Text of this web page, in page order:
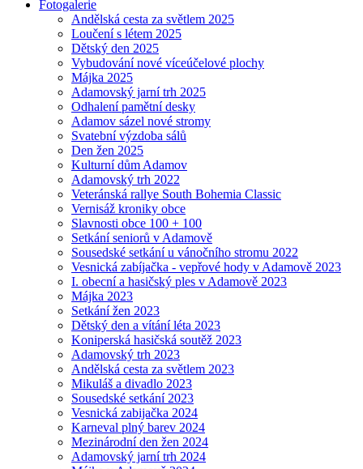
Fotogalerie
Andělská cesta za světlem 2025
Loučení s létem 2025
Dětský den 2025
Vybudování nové víceúčelové plochy
Májka 2025
Adamovský jarní trh 2025
Odhalení pamětní desky
Adamov sázel nové stromy
Svatební výzdoba sálů
Den žen 2025
Kulturní dům Adamov
Adamovský trh 2022
Veteránská rallye South Bohemia Classic
Vernisáž kroniky obce
Slavnosti obce 100 + 100
Setkání seniorů v Adamově
Sousedské setkání u vánočního stromu 2022
Vesnická zabíjačka - vepřové hody v Adamově 2023
I. obecní a hasičský ples v Adamově 2023
Májka 2023
Setkání žen 2023
Dětský den a vítání léta 2023
Koniperská hasičská soutěž 2023
Adamovský trh 2023
Andělská cesta za světlem 2023
Mikuláš a divadlo 2023
Sousedské setkání 2023
Vesnická zabijačka 2024
Karneval plný barev 2024
Mezinárodní den žen 2024
Adamovský jarní trh 2024